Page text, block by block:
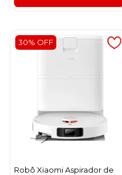
30% OFF
Robô Xiaomi Aspirador de